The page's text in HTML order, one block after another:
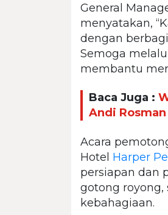
General
menyatakan,
dengan
Semoga
membantu
Baca Juga :
Andi
Acara
Hotel Harper
persiapan dan
gotong royong,
kebahagiaan.